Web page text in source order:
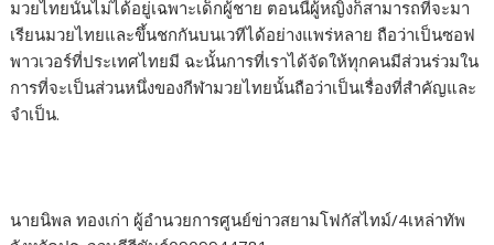
มวยไทยนั้นไม่ได้อยู่เฉพาะเด็กผู้ชาย ตอนนี้ผู้หญิงก็สามารถที่จะมา
เรียนมวยไทยและขึ้นชกกันบนเวทีได้อย่างแพร่หลาย ถือว่าเป็นซอฟ
พาวเวอร์ที่ประเทศไทยมี ฉะนั้นการที่เราได้จัดให้ทุกคนมีส่วนร่วมใน
การที่จะเป็นส่วนหนึ่งของกีฬามวยไทยนั้นถือว่าเป็นเรื่องที่สำคัญและ
จำเป็น.
นายนิพล ทองเก่า ผู้อำนวยการศูนย์ข่าวสยามโฟกัสไทม์/4เหล่าทัพ